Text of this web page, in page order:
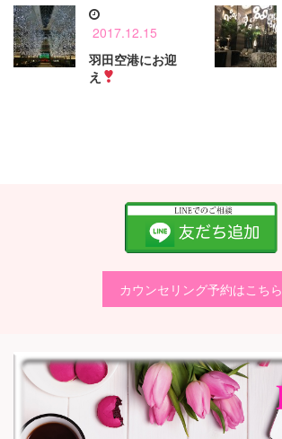
2017.12.15
羽田空港にお迎
え
カウンセリング予約はこちら